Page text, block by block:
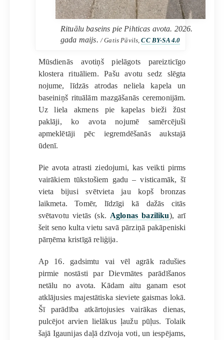
Rituālu baseins pie Pihticas avota. 2026.
gada maijs. / Gatis Pāvils,CC BY-SA 4.0
Mūsdienās avotiņš pielāgots pareizticīgo
klostera rituāliem. Pašu avotu sedz slēgta
nojume, līdzās atrodas neliela kapela un
baseiniņš rituālām mazgāšanās ceremonijām.
Uz liela akmens pie kapelas bieži žūst
paklāji, ko avota nojumē samērcējuši
apmeklētāji pēc iegremdēšanās aukstajā
ūdenī.
Pie avota atrasti ziedojumi, kas veikti pirms
vairākiem tūkstošiem gadu – visticamāk, šī
vieta bijusi svētvieta jau kopš bronzas
laikmeta. Tomēr, līdzīgi kā dažās citās
svētavotu vietās (sk. Aglonas baziliku), arī
šeit seno kulta vietu savā pārziņā pakāpeniski
pārņēma kristīgā reliģija.
Ap 16. gadsimtu vai vēl agrāk radušies
pirmie nostāsti par Dievmātes parādīšanos
netālu no avota. Kādam aitu ganam esot
atklājusies majestātiska sieviete gaismas lokā.
Šī parādība atkārtojusies vairākas dienas,
pulcējot arvien lielākus ļaužu pūļus. Tolaik
šajā Igaunijas daļā dzīvoja voti, un iespējams,